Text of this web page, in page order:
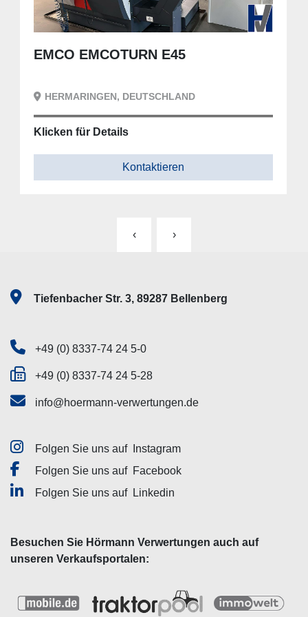
EMCO EMCOTURN E45
HERMARINGEN, DEUTSCHLAND
Klicken für Details
Kontaktieren
‹ ›
Tiefenbacher Str. 3, 89287 Bellenberg
+49 (0) 8337-74 24 5-0
+49 (0) 8337-74 24 5-28
info@hoermann-verwertungen.de
Folgen Sie uns auf
Instagram
Folgen Sie uns auf Facebook
Folgen Sie uns auf
Linkedin
Besuchen Sie Hörmann Verwertungen auch auf
unseren Verkaufsportalen: